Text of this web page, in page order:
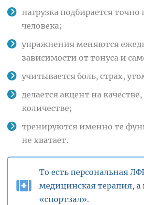
нагрузка подбирается точно
человека;
упражнения меняются
зависимости от тонуса и
учитывается боль, страх,
делается акцент на
количестве;
тренируются именно те
не хватает.
То есть персональная
медицинская терапия, а
«спортзал».